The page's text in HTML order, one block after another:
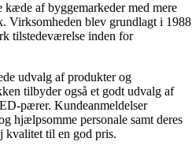
af byggemarkeder med mere
Virksomheden blev grundlagt i 1988
tilstedeværelse inden for
udvalg af produkter og
tilbyder også et godt udvalg af
pærer. Kundeanmeldelser
hjælpsomme personale samt deres
kvalitet til en god pris.